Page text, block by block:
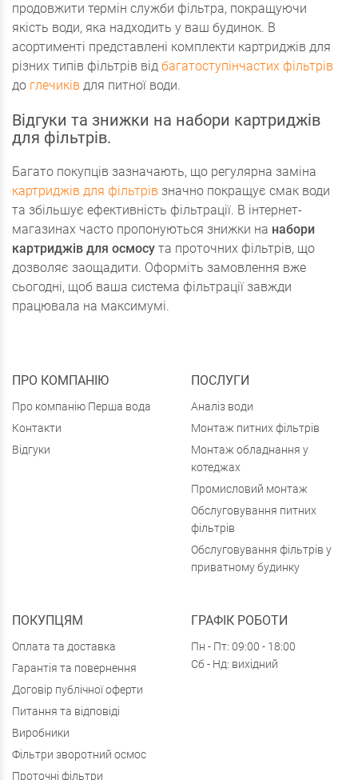
продовжити термін служби фільтра, покращуючи
якість води, яка надходить у ваш будинок. В
асортименті представлені комплекти картриджів для
різних типів фільтрів від багатоступінчастих фільтрів
до глечиків для питної води.
Відгуки та знижки на набори картриджів
для фільтрів.
Багато покупців зазначають, що регулярна заміна
картриджів для фільтрів значно покращує смак води
та збільшує ефективність фільтрації. В інтернет-
магазинах часто пропонуються знижки на набори
картриджів для осмосу та проточних фільтрів, що
дозволяє заощадити. Оформіть замовлення вже
сьогодні, щоб ваша система фільтрації завжди
працювала на максимумі.
ПРО КОМПАНІЮ
Про компанію Перша вода
Контакти
Відгуки
ПОСЛУГИ
Аналіз води
Монтаж питних фільтрів
Монтаж обладнання у
котеджах
Промисловий монтаж
Обслуговування питних
фільтрів
Обслуговування фільтрів у
приватному будинку
ПОКУПЦЯМ
Оплата та доставка
Гарантія та повернення
Договір публічної оферти
Питання та відповіді
Виробники
Фільтри зворотний осмос
Проточні фільтри
ГРАФІК РОБОТИ
Пн - Пт: 09:00 - 18:00
Сб - Нд: вихідний